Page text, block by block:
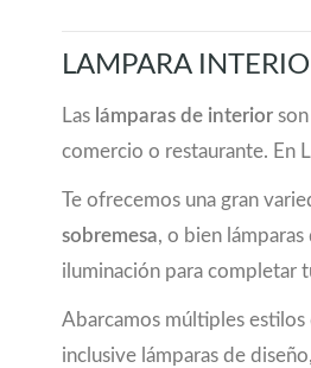
LAMPARA
Las lámparas de interior
comercio o restaurante. En
Te ofrecemos una gran
sobremesa, o bien lámparas
iluminación para completar
Abarcamos múltiples
inclusive lámparas de